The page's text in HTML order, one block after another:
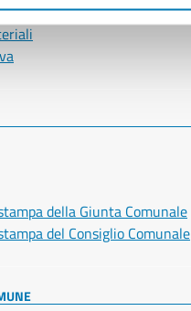
e assistenza
della Giunta Comunale
del Consiglio Comunale